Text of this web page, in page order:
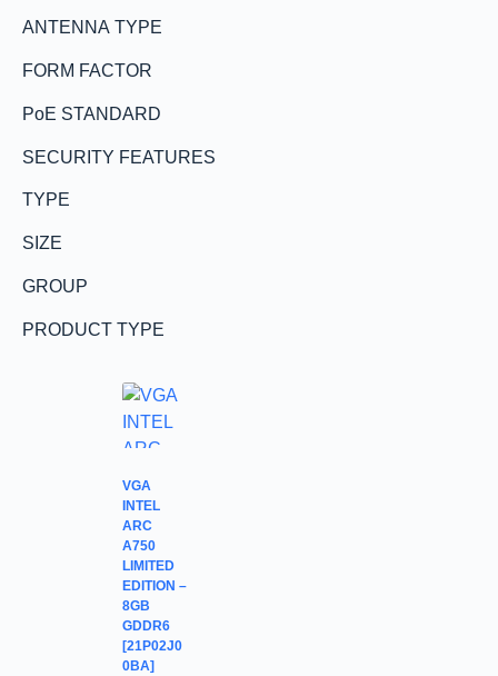
ANTENNA TYPE
FORM FACTOR
PoE STANDARD
SECURITY FEATURES
TYPE
SIZE
GROUP
PRODUCT TYPE
VGA
INTEL
ARC
A750
LIMITED
EDITION –
8GB
GDDR6
[21P02J0
0BA]